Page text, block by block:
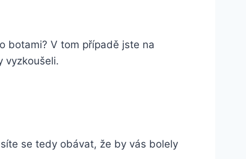
botami?⁣ V⁤ tom ⁤případě jste na
‍vyzkoušeli.
se tedy obávat, že by⁣ vás⁢ bolely